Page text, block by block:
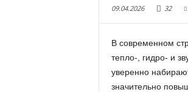
09.04.2026 32
В современном
тепло-, гидро- и
уверенно
значительно